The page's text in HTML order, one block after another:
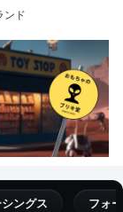
ンド
ングス フォ